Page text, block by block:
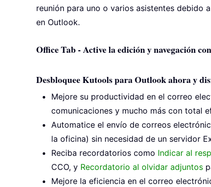
reunión para uno o varios asistentes debido
en Outlook.
Office Tab - Active la edición y navegación
Desbloquee Kutools para Outlook ahora y
Mejore su productividad en el correo
comunicaciones y mucho más con total
Automatice el envío de correos
la oficina) sin necesidad de un servidor
Reciba recordatorios como Indicar al
CCO, y Recordatorio al olvidar adjuntos
Mejore la eficiencia en el correo